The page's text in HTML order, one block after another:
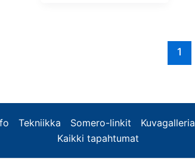
1
Tekniikka Somero-linkit
Kuvagalleria
Kaikki tapahtumat